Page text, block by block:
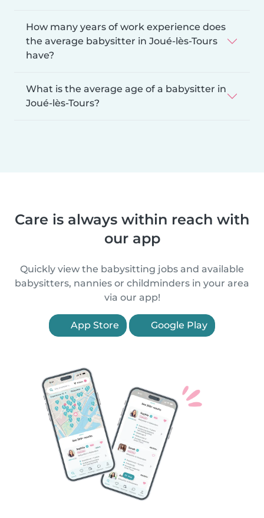
How many years of work experience does
the average babysitter in Joué-lès-Tours
have?
What is the average age of a babysitter in
Joué-lès-Tours?
Care is always within reach with
our app
Quickly view the babysitting jobs and available
babysitters, nannies or childminders in your area
via our app!
App Store Google Play